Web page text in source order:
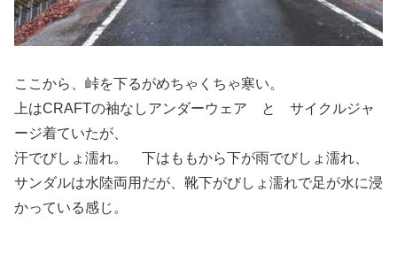
ここから、峠を下るがめちゃくちゃ寒い。
上はCRAFTの袖なしアンダーウェア と サイクルジャ
ージ着ていたが、
汗でびしょ濡れ。 下はももから下が雨でびしょ濡れ、
サンダルは水陸両用だが、靴下がびしょ濡れで足が水に浸
かっている感じ。